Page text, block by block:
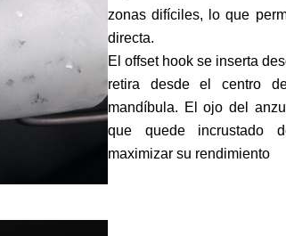
zonas difíciles, lo que
directa.
El offset hook se inserta
retira desde el centro
mandíbula. El ojo del
que quede incrustado
maximizar su rendimiento